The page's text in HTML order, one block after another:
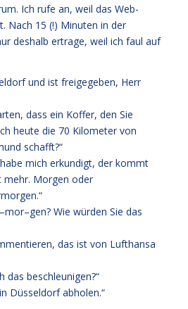
Ich rufe an, weil das Web-
Nach 15 (!) Minuten in der
deshalb ertrage, weil ich faul auf
und ist freigegeben, Herr
dass ein Koffer, den Sie
heute die 70 Kilometer von
schafft?“
mich erkundigt, der kommt
mehr. Morgen oder
Wie würden Sie das
das ist von Lufthansa
das beschleunigen?“
Düsseldorf abholen.“